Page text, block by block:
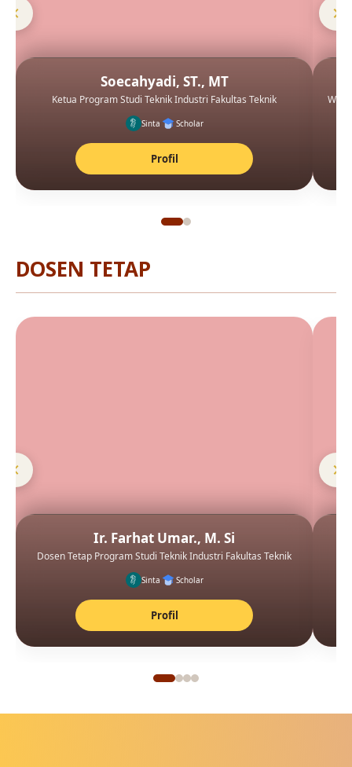
Soecahyadi, ST., MT
Ketua Program Studi Teknik Industri Fakultas Teknik
Sinta Scholar
Profil
DOSEN TETAP
Ir. Farhat Umar., M. Si
Dosen Tetap Program Studi Teknik Industri Fakultas Teknik
Sinta Scholar
Profil